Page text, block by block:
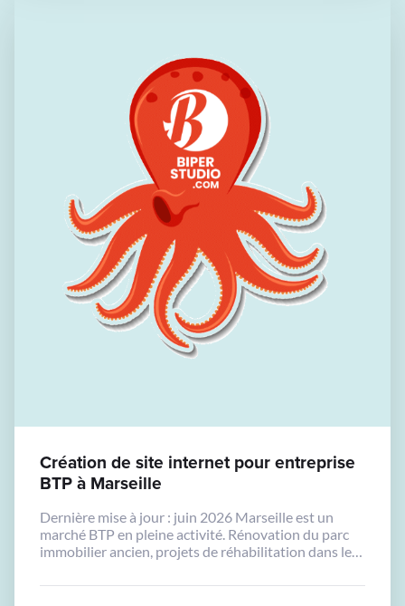
Création de site internet pour entreprise
BTP à Marseille
Dernière mise à jour : juin 2026 Marseille est un
marché BTP en pleine activité. Rénovation du parc
immobilier ancien, projets de réhabilitation dans les
périurbaines : les chantiers ne manquent pas. Mais la